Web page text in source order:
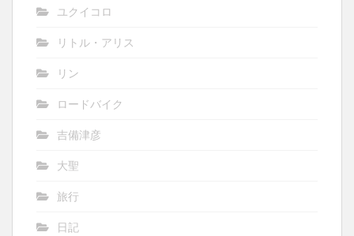
ユクイコロ
リトル・アリス
リン
ロードバイク
吉備津彦
大聖
旅行
日記